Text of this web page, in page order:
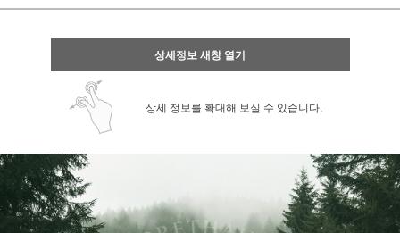
상세정보 새창 열기
상세 정보를 확대해 보실 수 있습니다.